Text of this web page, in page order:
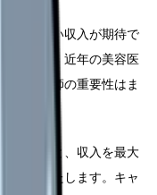
ルと高い収入が期待で
います。近年の美容医
容看護師の重要性はま
な分析と、収入を最大
提供いたします。キャ